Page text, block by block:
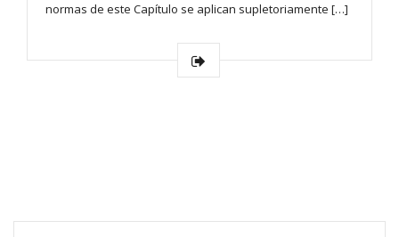
normas de este Capítulo se aplican supletoriamente […]